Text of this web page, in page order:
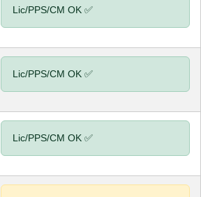
Lic/PPS/CM OK ✅
Lic/PPS/CM OK ✅
Lic/PPS/CM OK ✅